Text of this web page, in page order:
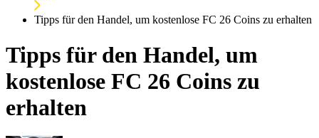
Tipps für den Handel, um kostenlose FC 26 Coins zu erhalten
Tipps für den Handel, um
kostenlose FC 26 Coins zu
erhalten